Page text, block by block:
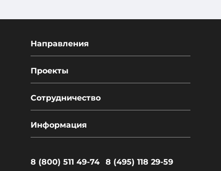
Направления
Сотрудничество
Проекты
Информация
8 (800) 511 49-74 8 (495) 118 29-59